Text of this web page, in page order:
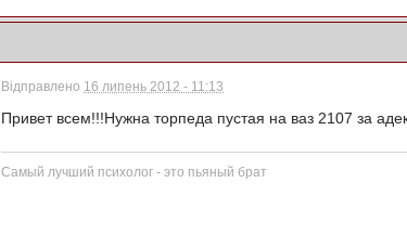
Відправлено 16 липень 2012 - 11:13
Привет всем!!!Нужна торпеда пустая на ваз 2107 за
Самый лучший психолог - это пьяный брат